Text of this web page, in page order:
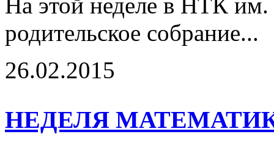
родительское собрание...
26.02.2015
НЕДЕЛЯ